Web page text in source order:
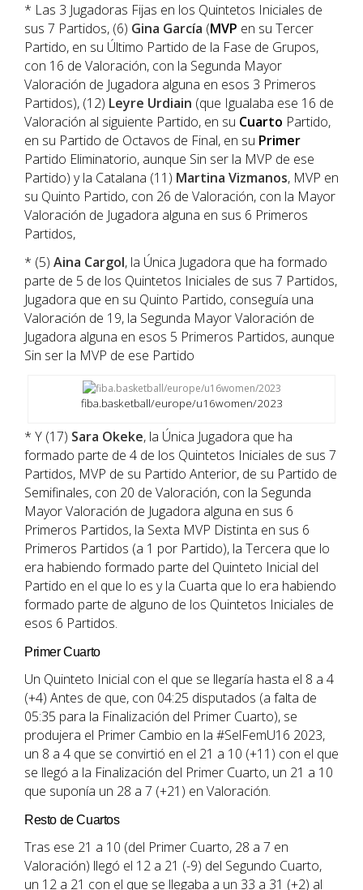
* Las 3 Jugadoras Fijas en los Quintetos Iniciales de
sus 7 Partidos, (6) Gina García (MVP en su Tercer
Partido, en su Último Partido de la Fase de Grupos,
con 16 de Valoración, con la Segunda Mayor
Valoración de Jugadora alguna en esos 3 Primeros
Partidos), (12) Leyre Urdiain (que Igualaba ese 16 de
Valoración al siguiente Partido, en su Cuarto Partido,
en su Partido de Octavos de Final, en su Primer
Partido Eliminatorio, aunque Sin ser la MVP de ese
Partido) y la Catalana (11) Martina Vizmanos, MVP en
su Quinto Partido, con 26 de Valoración, con la Mayor
Valoración de Jugadora alguna en sus 6 Primeros
Partidos,
* (5) Aina Cargol, la Única Jugadora que ha formado
parte de 5 de los Quintetos Iniciales de sus 7 Partidos,
Jugadora que en su Quinto Partido, conseguía una
Valoración de 19, la Segunda Mayor Valoración de
Jugadora alguna en esos 5 Primeros Partidos, aunque
Sin ser la MVP de ese Partido
fiba.basketball/europe/u16women/2023
* Y (17) Sara Okeke, la Única Jugadora que ha
formado parte de 4 de los Quintetos Iniciales de sus 7
Partidos, MVP de su Partido Anterior, de su Partido de
Semifinales, con 20 de Valoración, con la Segunda
Mayor Valoración de Jugadora alguna en sus 6
Primeros Partidos, la Sexta MVP Distinta en sus 6
Primeros Partidos (a 1 por Partido), la Tercera que lo
era habiendo formado parte del Quinteto Inicial del
Partido en el que lo es y la Cuarta que lo era habiendo
formado parte de alguno de los Quintetos Iniciales de
esos 6 Partidos.
Primer Cuarto
Un Quinteto Inicial con el que se llegaría hasta el 8 a 4
(+4) Antes de que, con 04:25 disputados (a falta de
05:35 para la Finalización del Primer Cuarto), se
produjera el Primer Cambio en la #SelFemU16 2023,
un 8 a 4 que se convirtió en el 21 a 10 (+11) con el que
se llegó a la Finalización del Primer Cuarto, un 21 a 10
que suponía un 28 a 7 (+21) en Valoración.
Resto de Cuartos
Tras ese 21 a 10 (del Primer Cuarto, 28 a 7 en
Valoración) llegó el 12 a 21 (-9) del Segundo Cuarto,
un 12 a 21 con el que se llegaba a un 33 a 31 (+2) al